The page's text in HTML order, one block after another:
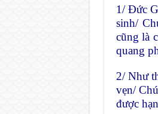
1/ Đức
sinh/
cũng là
quang
2/ Như
vẹn/
được